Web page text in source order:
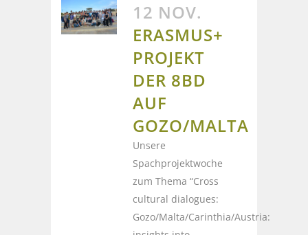
12 NOV.
ERASMUS+
PROJEKT
DER 8BD
AUF
GOZO/MALTA
Unsere
Spachprojektwoche
zum Thema “Cross
cultural dialogues:
Gozo/Malta/Carinthia/Austria: